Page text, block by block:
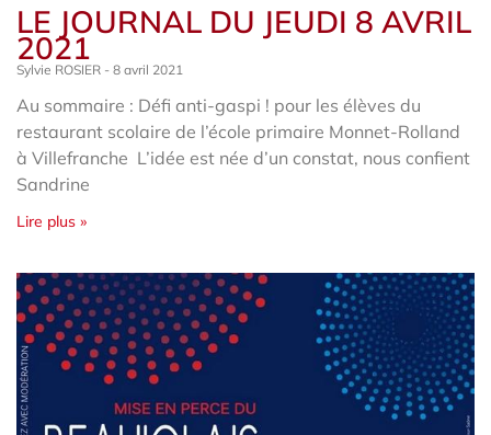
LE JOURNAL DU JEUDI 8 AVRIL
2021
Sylvie ROSIER 8 avril 2021
Au sommaire : Défi anti-gaspi ! pour les élèves du
restaurant scolaire de l’école primaire Monnet-Rolland
à Villefranche L’idée est née d’un constat, nous confient
Sandrine
Lire plus »